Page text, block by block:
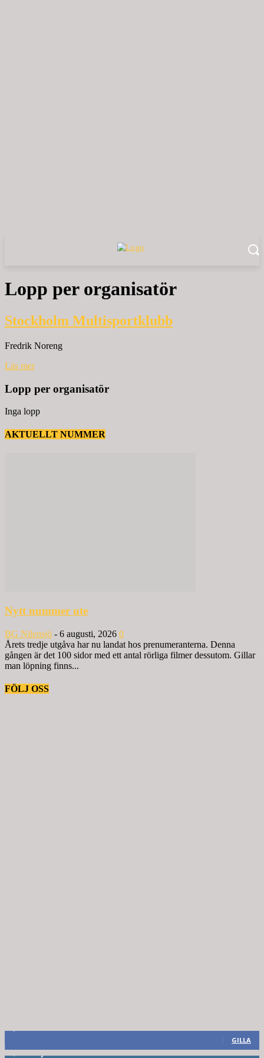
Lopp per organisatör
Stockholm Multisportklubb
Fredrik Noreng
Läs mer
Lopp per organisatör
Inga lopp
AKTUELLT NUMMER
Nytt nummer ute
BG Nilensjö - 6 augusti, 2026 0
Årets tredje utgåva har nu landat hos prenumeranterna. Denna
gången är det 100 sidor med ett antal rörliga filmer dessutom. Gillar
man löpning finns...
FÖLJ OSS
GILLA
6,714 Följare